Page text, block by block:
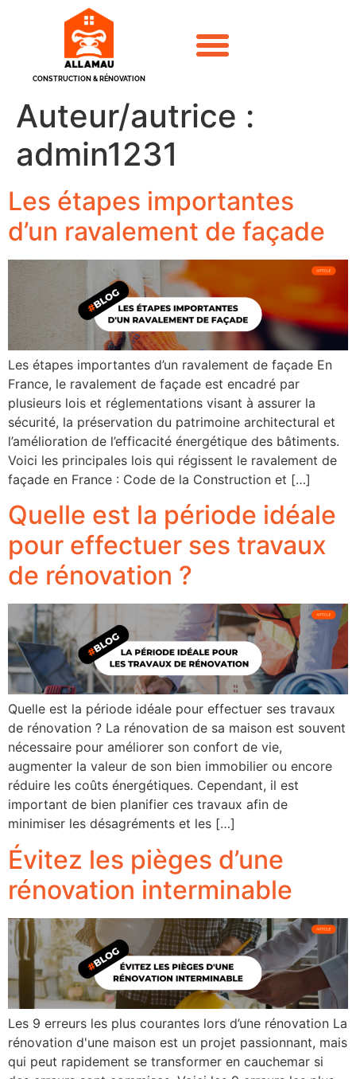
CONSTRUCTION & RÉNOVATION
Auteur/autrice :
admin1231
Les étapes importantes
d’un ravalement de façade
Les étapes importantes d’un ravalement de façade En
France, le ravalement de façade est encadré par
plusieurs lois et réglementations visant à assurer la
sécurité, la préservation du patrimoine architectural et
l’amélioration de l’efficacité énergétique des bâtiments.
Voici les principales lois qui régissent le ravalement de
façade en France : Code de la Construction et […]
Quelle est la période idéale
pour effectuer ses travaux
de rénovation ?
Quelle est la période idéale pour effectuer ses travaux
de rénovation ? La rénovation de sa maison est souvent
nécessaire pour améliorer son confort de vie,
augmenter la valeur de son bien immobilier ou encore
réduire les coûts énergétiques. Cependant, il est
important de bien planifier ces travaux afin de
minimiser les désagréments et les […]
Évitez les pièges d’une
rénovation interminable
Les 9 erreurs les plus courantes lors d’une rénovation La
rénovation d'une maison est un projet passionnant, mais
qui peut rapidement se transformer en cauchemar si